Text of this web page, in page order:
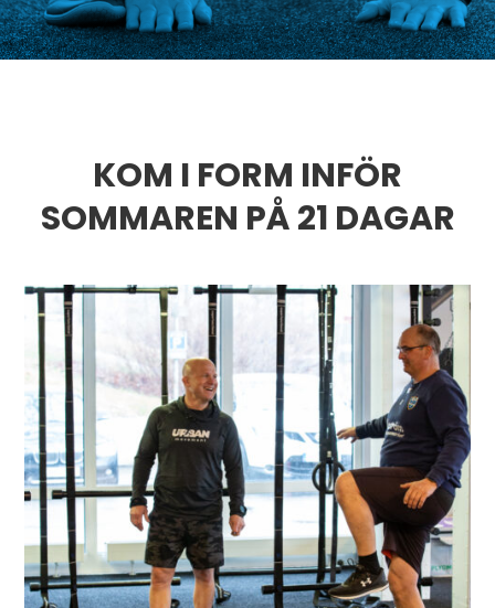
KOM I FORM INFÖR
SOMMAREN PÅ 21 DAGAR